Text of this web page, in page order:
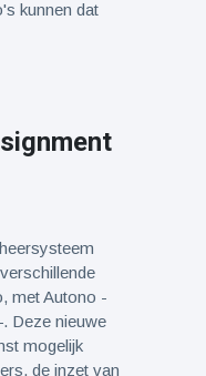
kunnen dat
met Autono -
Deze nieuwe
mogelijk
de inzet van